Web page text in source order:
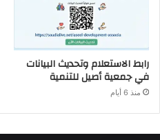
رابط الاستعلام وتحديث البيانات
في جمعية أصيل للتنمية
منذ 6 أيام